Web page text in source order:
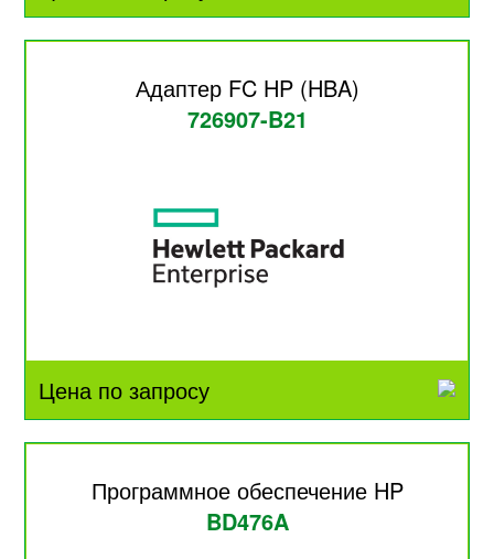
Адаптер FC HP (HBA)
726907-B21
Цена по запросу
Программное обеспечение HP
BD476A